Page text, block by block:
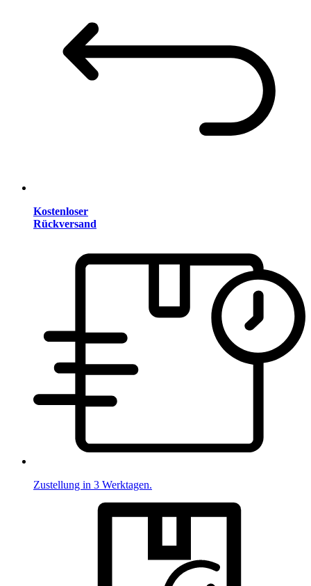
Kostenloser
Rückversand
Zustellung in 3 Werktagen.